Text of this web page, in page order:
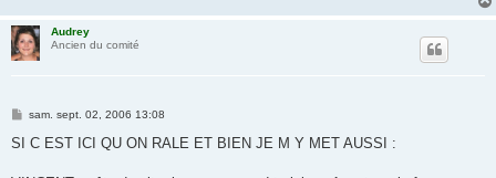
Audrey
Ancien du comité
M
s
sam. sept. 02, 2006 13:08
SI C EST ICI QU ON RALE ET BIEN JE M Y MET AUSSI :